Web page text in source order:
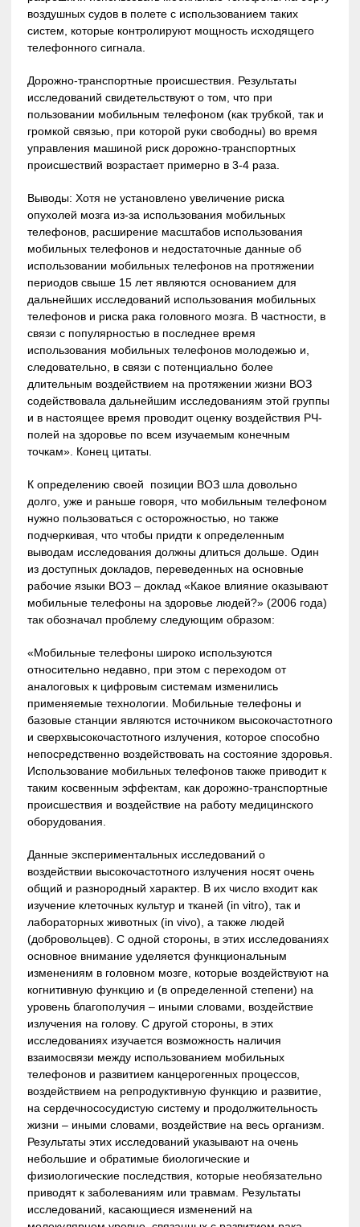
воздушных судов в полете с использованием таких
систем, которые контролируют мощность исходящего
телефонного сигнала.
Дорожно-транспортные происшествия. Результаты
исследований свидетельствуют о том, что при
пользовании мобильным телефоном (как трубкой, так и
громкой связью, при которой руки свободны) во время
управления машиной риск дорожно-транспортных
происшествий возрастает примерно в 3-4 раза.
Выводы: Хотя не установлено увеличение риска
опухолей мозга из-за использования мобильных
телефонов, расширение масштабов использования
мобильных телефонов и недостаточные данные об
использовании мобильных телефонов на протяжении
периодов свыше 15 лет являются основанием для
дальнейших исследований использования мобильных
телефонов и риска рака головного мозга. В частности, в
связи с популярностью в последнее время
использования мобильных телефонов молодежью и,
следовательно, в связи с потенциально более
длительным воздействием на протяжении жизни ВОЗ
содействовала дальнейшим исследованиям этой группы
и в настоящее время проводит оценку воздействия РЧ-
полей на здоровье по всем изучаемым конечным
точкам». Конец цитаты.
К определению своей позиции ВОЗ шла довольно
долго, уже и раньше говоря, что мобильным телефоном
нужно пользоваться с осторожностью, но также
подчеркивая, что чтобы придти к определенным
выводам исследования должны длиться дольше. Один
из доступных докладов, переведенных на основные
рабочие языки ВОЗ – доклад «Какое влияние оказывают
мобильные телефоны на здоровье людей?» (2006 года)
так обозначал проблему следующим образом:
«Мобильные телефоны широко используются
относительно недавно, при этом с переходом от
аналоговых к цифровым системам изменились
применяемые технологии. Мобильные телефоны и
базовые станции являются источником высокочастотного
и сверхвысокочастотного излучения, которое способно
непосредственно воздействовать на состояние здоровья.
Использование мобильных телефонов также приводит к
таким косвенным эффектам, как дорожно-транспортные
происшествия и воздействие на работу медицинского
оборудования.
Данные экспериментальных исследований о
воздействии высокочастотного излучения носят очень
общий и разнородный характер. В их число входит как
изучение клеточных культур и тканей (in vitro), так и
лабораторных животных (in vivo), а также людей
(добровольцев). С одной стороны, в этих исследованиях
основное внимание уделяется функциональным
изменениям в головном мозге, которые воздействуют на
когнитивную функцию и (в определенной степени) на
уровень благополучия – иными словами, воздействие
излучения на голову. С другой стороны, в этих
исследованиях изучается возможность наличия
взаимосвязи между использованием мобильных
телефонов и развитием канцерогенных процессов,
воздействием на репродуктивную функцию и развитие,
на сердечнососудистую систему и продолжительность
жизни – иными словами, воздействие на весь организм.
Результаты этих исследований указывают на очень
небольшие и обратимые биологические и
физиологические последствия, которые необязательно
приводят к заболеваниям или травмам. Результаты
исследований, касающиеся изменений на